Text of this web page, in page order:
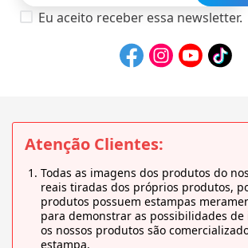
Eu aceito receber essa newsletter.
Atenção Clientes:
Todas as imagens dos produtos do
reais tiradas dos próprios produtos,
produtos possuem estampas
para demonstrar as possibilidades de
os nossos produtos são
estampa.